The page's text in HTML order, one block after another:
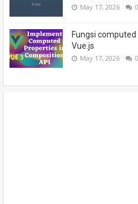
May 17, 2026 0
Fungsi
Vue.js
May 17, 2026 0